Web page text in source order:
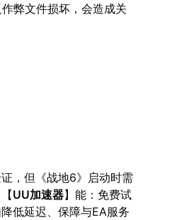
弊文件损坏，会造成关
，但《战地6》启动时需
UU加速器】能：免费试
低延迟、保障与EA服务